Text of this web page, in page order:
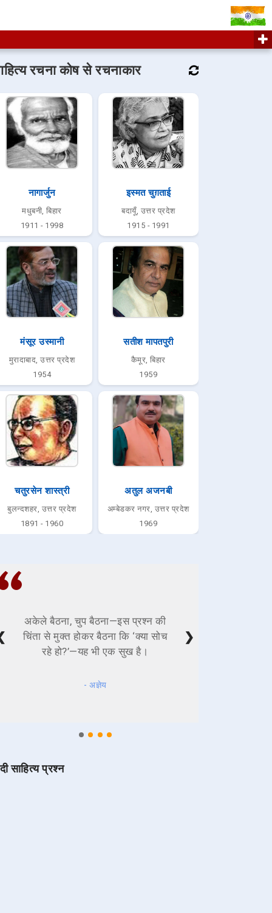
रचना कोष से रचनाकार
नागार्जुन
मधुबनी, बिहार
1911 - 1998
इस्मत चुग़ताई
बदायूँ, उत्तर प्रदेश
1915 - 1991
मंसूर उस्मानी
मुरादाबाद, उत्तर प्रदेश
1954
सतीश मापतपुरी
कैमूर, बिहार
1959
चतुरसेन शास्त्री
बुलन्दशहर, उत्तर प्रदेश
1891 - 1960
अतुल अजनबी
अम्बेडकर नगर, उत्तर प्रदेश
1969
अकेले बैठना, चुप बैठना—इस प्रश्न की
चिंता से मुक्त होकर बैठना कि ‘क्या सोच
रहे हो?’—यह भी एक सुख है।
- अज्ञेय
❯
साहित्य प्रश्न